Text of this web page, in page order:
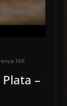
Hill
–